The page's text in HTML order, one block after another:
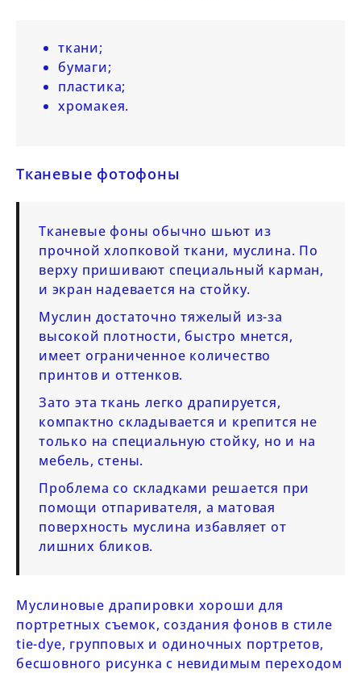
ткани;
бумаги;
пластика;
хромакея.
Тканевые фотофоны
Тканевые фоны обычно шьют из
прочной хлопковой ткани, муслина. По
верху пришивают специальный карман,
и экран надевается на стойку.
Муслин достаточно тяжелый из-за
высокой плотности, быстро мнется,
имеет ограниченное количество
принтов и оттенков.
Зато эта ткань легко драпируется,
компактно складывается и крепится не
только на специальную стойку, но и на
мебель, стены.
Проблема со складками решается при
помощи отпаривателя, а матовая
поверхность муслина избавляет от
лишних бликов.
Муслиновые драпировки хороши для
портретных съемок, создания фонов в стиле
tie-dye, групповых и одиночных портретов,
бесшовного рисунка с невидимым переходом